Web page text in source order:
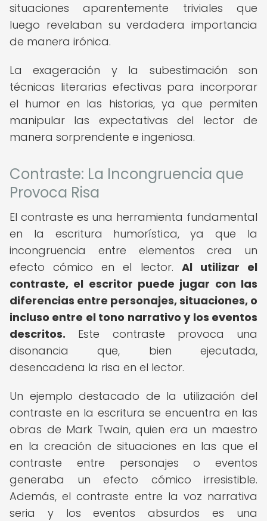
situaciones aparentemente triviales que
luego revelaban su verdadera importancia
de manera irónica.
La exageración y la subestimación son
técnicas literarias efectivas para incorporar
el humor en las historias, ya que permiten
manipular las expectativas del lector de
manera sorprendente e ingeniosa.
Contraste: La Incongruencia que
Provoca Risa
El contraste es una herramienta fundamental
en la escritura humorística, ya que la
incongruencia entre elementos crea un
efecto cómico en el lector. Al utilizar el
contraste, el escritor puede jugar con las
diferencias entre personajes, situaciones, o
incluso entre el tono narrativo y los eventos
descritos. Este contraste provoca una
disonancia que, bien ejecutada,
desencadena la risa en el lector.
Un ejemplo destacado de la utilización del
contraste en la escritura se encuentra en las
obras de Mark Twain, quien era un maestro
en la creación de situaciones en las que el
contraste entre personajes o eventos
generaba un efecto cómico irresistible.
Además, el contraste entre la voz narrativa
seria y los eventos absurdos es una